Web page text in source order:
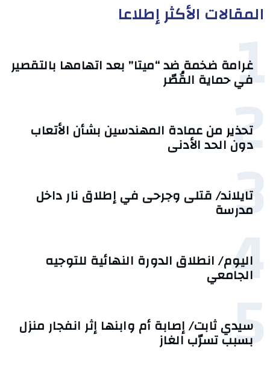
المقالات الأكثر إطلاعا
1
غرامة ضخمة ضد “ميتا” بعد اتهامها بالتقصير
في حماية القُصّر
2
تحذير من عمادة المهندسين بشأن الأتعاب
دون الحد الأدنى
3
تايلاند/ قتلى وجرحى في إطلاق نار داخل
مدرسة
4
اليوم/ انطلاق الدورة النهائية للتوجيه
الجامعي
5
سيدي ثابت/ إصابة أم وابنها إثر انفجار منزل
بسبب تسرّب الغاز